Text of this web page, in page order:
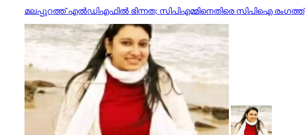
മലപ്പുറത്ത് എല്‍ഡിഎഫില്‍ ഭിന്നത; സിപിഎമ്മിനെതിരെ സിപിഐ രംഗത്ത്